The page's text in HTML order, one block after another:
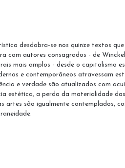
desdobra-se nos quinze textos
com autores consagrados - de
mais amplos - desde o capitalismo
e contemporâneos atravessam
e verdade são atualizados com
estética, a perda da materialidade
são igualmente contemplados,